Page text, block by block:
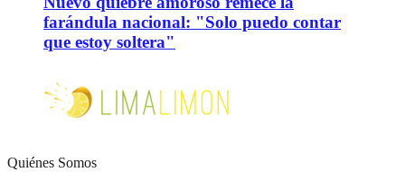
farándula nacional: "Solo puedo contar
que estoy soltera"
Quiénes Somos